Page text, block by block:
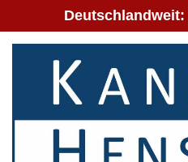
Deutschlandweit: